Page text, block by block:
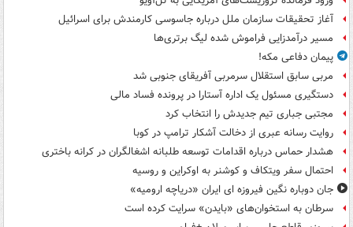
آغاز تحقیقات سازمان ملل درباره جاسوسی کارمندش برای اسرائیل
مسیر درآمدزایی فراموش شده لیگ برتری‌ها
پیمان دفاعی مکه!
مربی سابق استقلال سرمربی آفریقای جنوبی شد
دستگیری مسئول یک اداره آستارا در پرونده فساد مالی
مجتبی جباری تیم جدیدش را انتخاب کرد
روایت رسانه عبری از دخالت آشکار ترامپ در کوبا
هشدار حماس درباره اقدامات توسعه طلبانه اشغالگران در کرانه باختری
احتمال سفر ویتکاف و کوشنر به اوکراین و روسیه
جان دوباره نگین فیروزه ای ایران «دریاچه ارومیه»
سرطان به استخوان‌های «بایدن» سرایت کرده است